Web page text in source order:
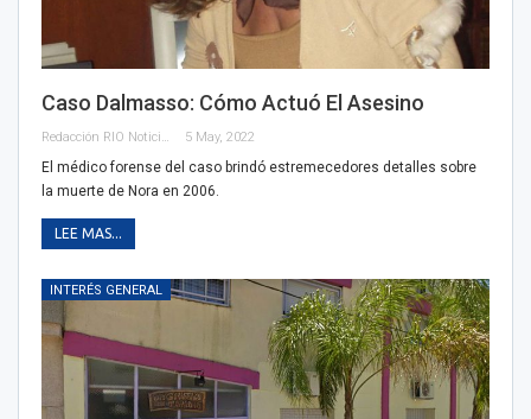
Caso Dalmasso: Cómo Actuó El Asesino
Redacción RIO Noticias 5 May, 2022
El médico forense del caso brindó estremecedores detalles sobre
la muerte de Nora en 2006.
LEE MAS...
INTERÉS GENERAL